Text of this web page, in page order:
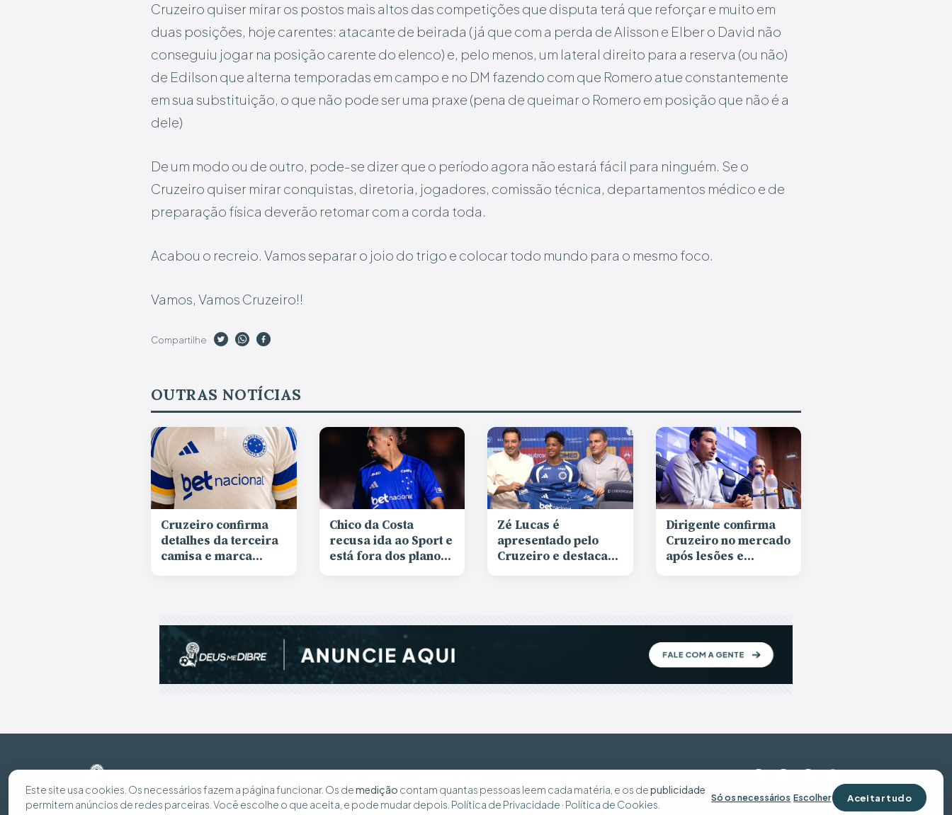
Cruzeiro quiser mirar os postos mais altos das competições que disputa terá que reforçar e muito em
duas posições, hoje carentes: atacante de beirada (já que com a perda de Alisson e Elber o David não
conseguiu jogar na posição carente do elenco) e, pelo menos, um lateral direito para a reserva (ou não)
de Edilson que alterna temporadas em campo e no DM fazendo com que Romero atue constantemente
em sua substituição, o que não pode ser uma praxe (pena de queimar o Romero em posição que não é a
dele)
De um modo ou de outro, pode-se dizer que o período agora não estará fácil para ninguém. Se o
Cruzeiro quiser mirar conquistas, diretoria, jogadores, comissão técnica, departamentos médico e de
preparação física deverão retomar com a corda toda.
Acabou o recreio. Vamos separar o joio do trigo e colocar todo mundo para o mesmo foco.
Vamos, Vamos Cruzeiro!!
Compartilhe
OUTRAS NOTÍCIAS
Cruzeiro confirma
detalhes da terceira
camisa e marca
Chico da Costa
recusa ida ao Sport e
está fora dos planos
Zé Lucas é
apresentado pelo
Cruzeiro e destaca
Dirigente confirma
Cruzeiro no mercado
após lesões e
Este site usa cookies. Os necessários fazem a página funcionar. Os demedição contam quantas pessoas leem cada matéria, e os depublicidade
permitem anúncios de redes parceiras. Você escolhe o que aceita, e pode mudar depois. Política de Privacidade · Política de Cookies.
Só os necessários Escolher Aceitar tudo